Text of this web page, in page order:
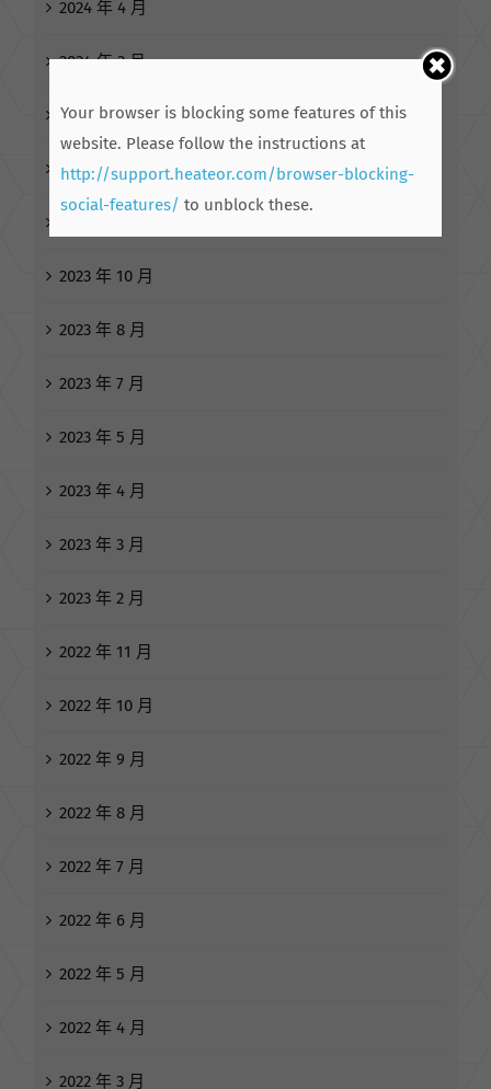
2024 年 5 月
2024 年 4 月
2024 年 3 月
2024 年 2 月
2023 年 11 月
2023 年 10 月
2023 年 8 月
2023 年 7 月
2023 年 5 月
2023 年 4 月
2023 年 3 月
2023 年 2 月
2022 年 11 月
2022 年 10 月
2022 年 9 月
2022 年 8 月
2022 年 7 月
2022 年 6 月
2022 年 5 月
2022 年 4 月
Your browser is blocking some features of this
website. Please follow the instructions at
http://support.heateor.com/browser-blocking-
social-features/ to unblock these.